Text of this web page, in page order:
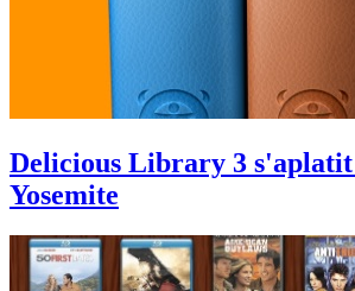
Delicious Library 3
Yosemite